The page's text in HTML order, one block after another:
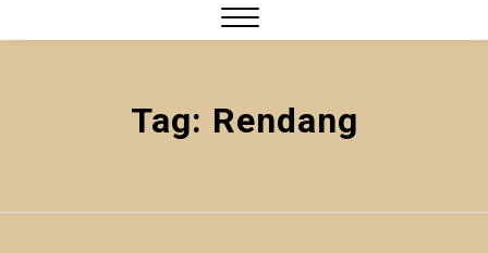
Tag: Rendang